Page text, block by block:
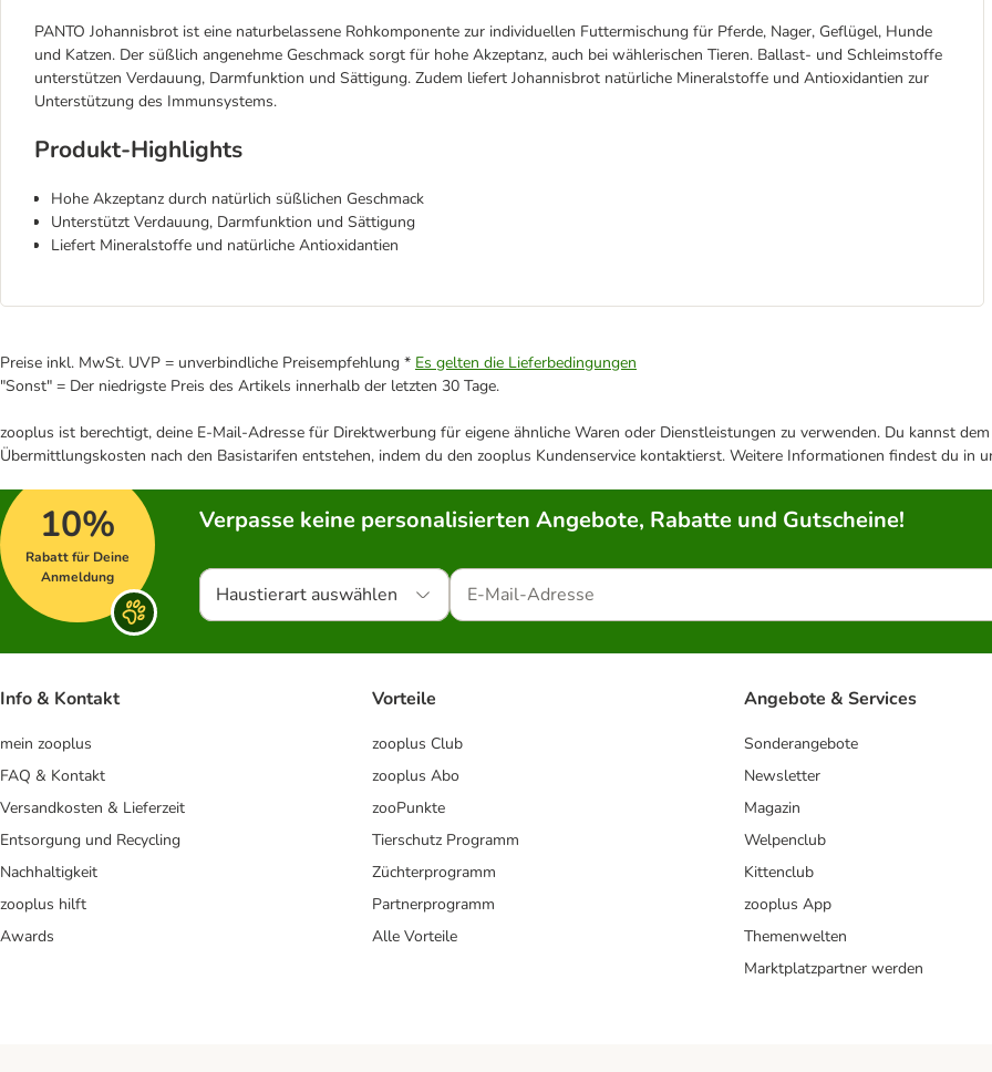
PANTO Johannisbrot ist eine naturbelassene Rohkomponente zur individuellen Futtermischung für Pferde, Nager, Geflügel, Hunde
und Katzen. Der süßlich angenehme Geschmack sorgt für hohe Akzeptanz, auch bei wählerischen Tieren. Ballast- und Schleimstoffe
unterstützen Verdauung, Darmfunktion und Sättigung. Zudem liefert Johannisbrot natürliche Mineralstoffe und Antioxidantien zur
Unterstützung des Immunsystems.
Produkt-Highlights
Hohe Akzeptanz durch natürlich süßlichen Geschmack
Unterstützt Verdauung, Darmfunktion und Sättigung
Liefert Mineralstoffe und natürliche Antioxidantien
Preise inkl. MwSt. UVP = unverbindliche Preisempfehlung * Es gelten die Lieferbedingungen
"Sonst" = Der niedrigste Preis des Artikels innerhalb der letzten 30 Tage.
zooplus ist berechtigt, deine E-Mail-Adresse für Direktwerbung für eigene ähnliche Waren oder Dienstleistungen zu verwenden. Du kannst
Übermittlungskosten nach den Basistarifen entstehen, indem du den zooplus Kundenservice kontaktierst. Weitere Informationen findest du in
10%
Rabatt für Deine
Anmeldung
Verpasse keine personalisierten Angebote, Rabatte und Gutscheine!
Haustierart auswählen
Info & Kontakt
mein zooplus
FAQ & Kontakt
Versandkosten & Lieferzeit
Entsorgung und Recycling
Nachhaltigkeit
zooplus hilft
Awards
Vorteile
zooplus Club
zooplus Abo
zooPunkte
Tierschutz Programm
Züchterprogramm
Partnerprogramm
Alle Vorteile
Angebote & Services
Sonderangebote
Newsletter
Magazin
Welpenclub
Kittenclub
zooplus App
Themenwelten
Marktplatzpartner werden